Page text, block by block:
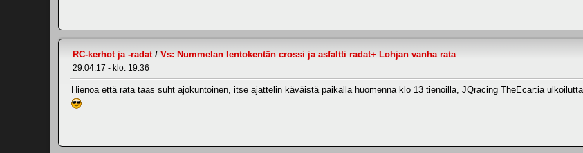
RC-kerhot ja -radat/ Vs: Nummelan lentokentän crossi ja asfaltti radat+ Lohjan vanha rata
29.04.17 - klo: 19.36
Hienoa että rata taas suht ajokuntoinen, itse ajattelin käväistä paikalla huomenna klo 13 tienoilla, JQracing TheEcar:ia